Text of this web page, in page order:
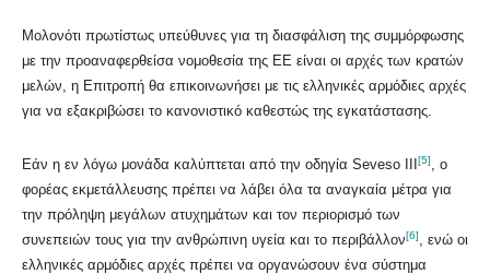
Μολονότι πρωτίστως υπεύθυνες για τη διασφάλιση της συμμόρφωσης
με την προαναφερθείσα νομοθεσία της ΕΕ είναι οι αρχές των κρατών
μελών, η Επιτροπή θα επικοινωνήσει με τις ελληνικές αρμόδιες αρχές
για να εξακριβώσει το κανονιστικό καθεστώς της εγκατάστασης.
Εάν η εν λόγω μονάδα καλύπτεται από την οδηγία Seveso III[5]
, ο
φορέας εκμετάλλευσης πρέπει να λάβει όλα τα αναγκαία μέτρα για
την πρόληψη μεγάλων ατυχημάτων και τον περιορισμό των
συνεπειών τους για την ανθρώπινη υγεία και το περιβάλλον[6]
, ενώ οι
ελληνικές αρμόδιες αρχές πρέπει να οργανώσουν ένα σύστημα